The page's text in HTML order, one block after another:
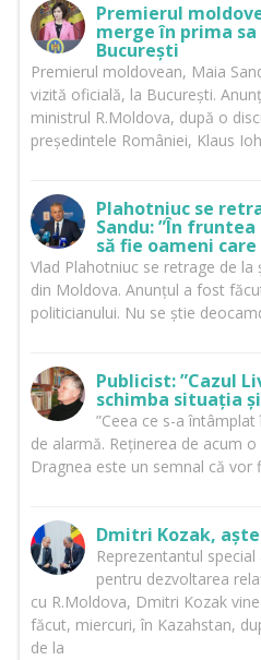
Premierul
merge în prima
București
Premierul moldovean, Maia
vizită oficială, la București.
ministrul R.Moldova, după o
președintele României, Klaus
Plahotniuc se
Sandu: ”În
să fie oameni
Vlad Plahotniuc se retrage de
din Moldova. Anunțul a fost
politicianului. Nu se știe
Publicist: ”Cazul
schimba situația
”Ceea ce s-a
de alarmă. Reținerea de acum
Dragnea este un semnal că vor
Dmitri Kozak,
Reprezentantul
pentru dezvoltarea
cu R.Moldova, Dmitri Kozak
făcut, miercuri, în Kazahstan,
de la